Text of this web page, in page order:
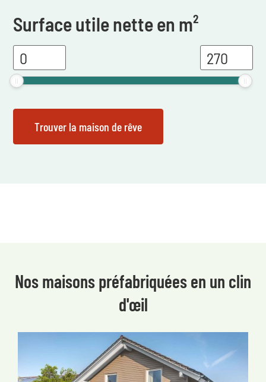
Surface utile nette en m²
Nos maisons préfabriquées en un clin
d'œil